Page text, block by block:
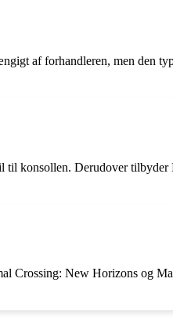
af forhandleren, men den
til konsollen. Derudover
Crossing: New Horizons og